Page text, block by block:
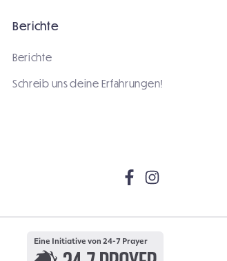
Berichte
Berichte
Schreib uns deine Erfahrungen!
Eine Initiative von 24-7 Prayer